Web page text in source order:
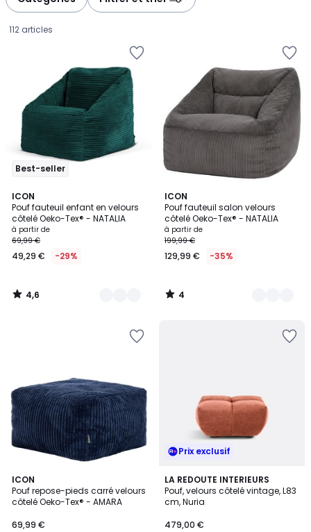
112 articles
Best-seller
ICON
Pouf fauteuil enfant en velours
côtelé Oeko-Tex® - NATALIA
Prix
à
partir
49,29
€
29%
de
réduction
appliquée.
à partir de
69,99 €
49,29 € -29%
4,6
/ 5
6
Couleurs
4,6
/
ICON
Pouf fauteuil salon velours
côtelé Oeko-Tex® - NATALIA
à partir de
199,99 €
129,99 € -35%
4
/
5
8
Couleurs
4
/
ICON
Pouf repose-pieds carré velours
côtelé Oeko-Tex® - AMARA
69,99 €
4
/
5
10
Couleurs
Prix exclusif
LA REDOUTE INTERIEURS
Pouf, velours côtelé vintage, L83
cm, Nuria
479,00 €
4
Couleurs